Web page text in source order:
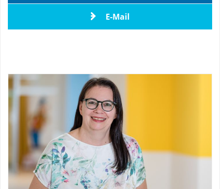
E-Mail